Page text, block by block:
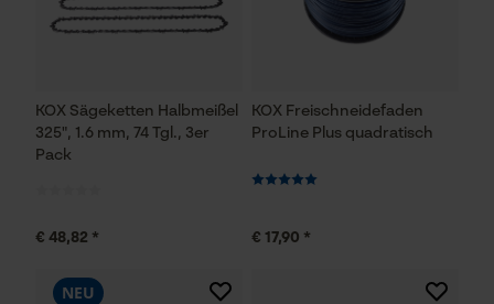
KOX Sägeketten Halbmeißel
325", 1.6 mm, 74 Tgl., 3er
Pack
€ 48,82 *
KOX Freischneidefaden
ProLine Plus quadratisch
€ 17,90 *
NEU